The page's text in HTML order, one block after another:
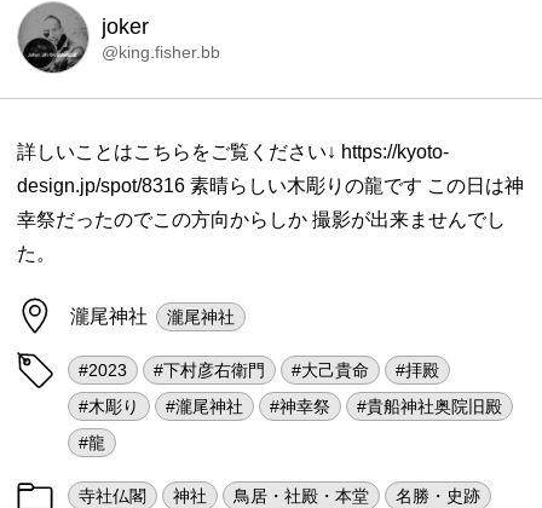
joker
@king.fisher.bb
詳しいことはこちらをご覧ください↓ https://kyoto-
design.jp/spot/8316 素晴らしい木彫りの龍です この日は神
幸祭だったのでこの方向からしか 撮影が出来ませんでし
た。
瀧尾神社 瀧尾神社
#2023 #下村彦右衛門 #大己貴命
#拝殿
#木彫り
#瀧尾神社 #神幸祭
#貴船神社奥院旧殿
#龍
寺社仏閣 神社 鳥居・社殿・本堂
名勝・史跡